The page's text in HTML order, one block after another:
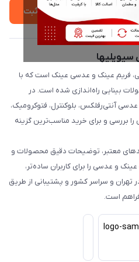
ثبت
سیویلیها
فریم عینک و عدسی عینک است که با
بینایی راه‌اندازی شده است. در
آنتی‌رفلکس، بلوکنترل، فتوکرومیک،
بررسی و برای خرید مناسب‌ترین گزینه
معتبر، توضیحات دقیق محصولات و
و عدسی را برای کاربران ساده‌تر،
تهران و سراسر کشور و پشتیبانی از طریق
است.